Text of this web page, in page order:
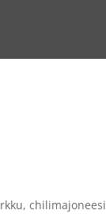
chilimajoneesi